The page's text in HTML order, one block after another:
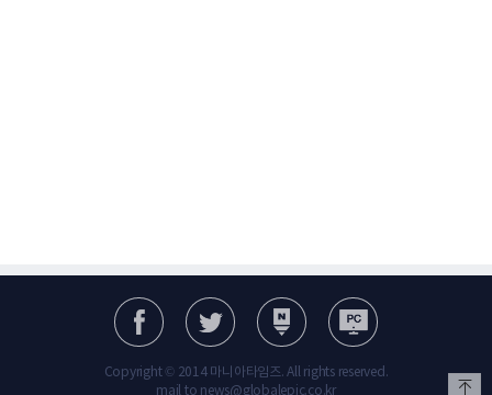
Copyright © 2014 마니아타임즈. All rights reserved.
mail to news@globalepic.co.kr